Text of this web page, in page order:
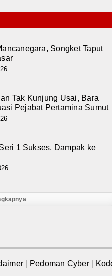
Songket Taput
Tak Kunjung Usai, Bara
Pejabat Pertamina Sumut
1 Sukses, Dampak ke
Pedoman Cyber